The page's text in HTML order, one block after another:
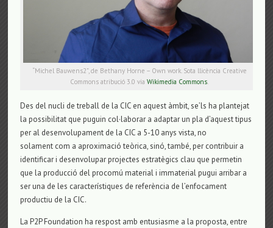
“Michel Bauwens2”, de Bethany Horne – Own work. Sota llicència Creative
Commons atribució 3.0 viaWikimedia Commons
Des del nucli de treball de la CIC en aquest àmbit, se’ls ha plantejat
la possibilitat que puguin col·laborar a adaptar un pla d’aquest tipus
per al desenvolupament de la CIC a 5-10 anys vista, no
solament com a aproximació teòrica, sinó, també, per contribuir a
identificar i desenvolupar projectes estratègics clau que permetin
que la producció del procomú material i immaterial pugui arribar a
ser una de les característiques de referència de l’enfocament
productiu de la CIC.
La P2P Foundation ha respost amb entusiasme a la proposta, entre